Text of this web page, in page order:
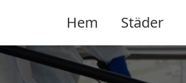
Hem Städer